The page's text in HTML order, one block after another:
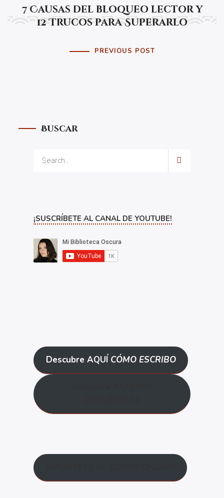
7 Causas del bloqueo lector y
12 Trucos para Superarlo
PREVIOUS POST
Buscar
¡SUSCRÍBETE AL CANAL DE YOUTUBE!
Descubre AQUÍCÓMO ESCRIBO